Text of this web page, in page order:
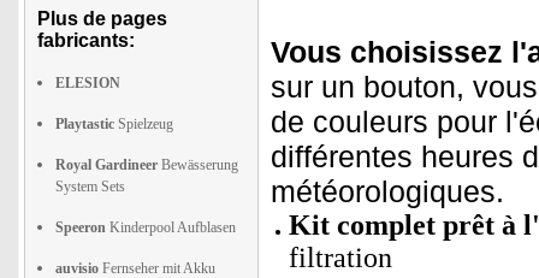
Plus de pages
fabricants:
ELESION
Playtastic Spielzeug
Royal Gardineer Bewässerung
System Sets
Speeron Kinderpool Aufblasen
auvisio Fernseher mit Akku
Vous choisissez
sur un bouton,
de couleurs pour
différentes heures
météorologiques.
Kit complet prêt à
filtration